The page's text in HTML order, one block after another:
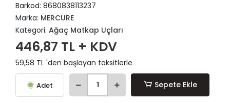
Barkod: 8680838113237
Marka: MERCURE
Kategori: Ağaç Matkap Uçları
446,87 TL + KDV
59,58 TL 'den başlayan taksitlerle
Adet Sepete Ekle